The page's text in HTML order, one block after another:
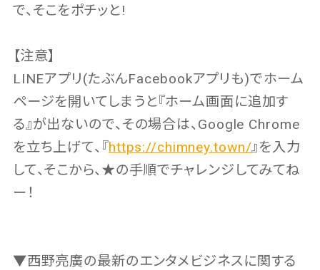
で、そこをポチッと!
【注意】
LINEアプリ(たぶんFacebookアプリも)でホーム
ページを開いてしまうと『ホーム画面に追加す
る』が出ないので、その場合は、Google Chrome
を立ち上げて、『https://chimney.town/』を入力
して、そこから、★の手順でチャレンジしてみてね
ー！
▼西野亮廣の最新のエンタメビジネスに関する